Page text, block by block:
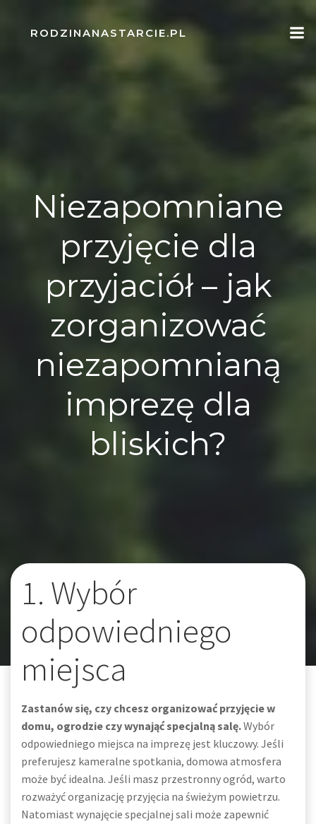
to
content
RODZINANASTARCIE.PL
Niezapomniane
przyjęcie dla
przyjaciół – jak
zorganizować
niezapomnianą
imprezę dla
bliskich?
1. Wybór
odpowiedniego
miejsca
Zastanów się, czy chcesz organizować przyjęcie w
domu, ogrodzie czy wynająć specjalną salę.Wybór
odpowiedniego miejsca na imprezę jest kluczowy. Jeśli
preferujesz kameralne spotkania, domowa atmosfera
może być idealna. Jeśli masz przestronny ogród, warto
rozważyć organizację przyjęcia na świeżym powietrzu.
Natomiast wynajęcie specjalnej sali może zapewnić